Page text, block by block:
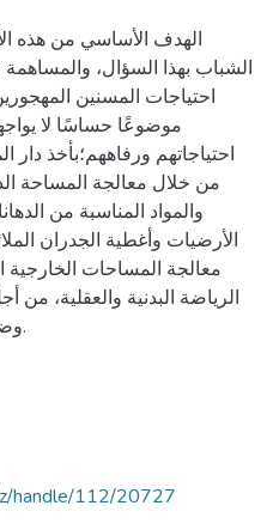
الهدف الأساسي من هذه
الشباب بهذا السؤال،
احتياجات المسنين
موضوعًا حساسًا لا
احتياجاتهم ورفاههم؛بأخذ
من خلال معالجة المساحة
والمواد المناسبة من
الأرضيات وأغطية الجدران
معالجة المساحات
الرياضة البدنية والعقلية،
وضمان نهاية حياة في راحة وكرامة.
handle/112/20727